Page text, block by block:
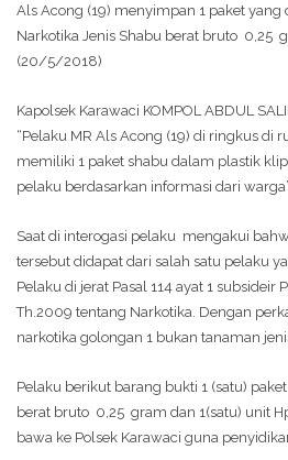
Als Acong (19) menyimpan 1 paket
Narkotika Jenis Shabu berat bruto 0,25
(20/5/2018)
Kapolsek Karawaci KOMPOL ABDUL
“Pelaku MR Als Acong (19) di ringkus di
memiliki 1 paket shabu dalam plastik
pelaku berdasarkan informasi dari
Saat di interogasi pelaku mengakui
tersebut didapat dari salah satu pelaku
Pelaku di jerat Pasal 114 ayat 1 subsideir
Th.2009 tentang Narkotika. Dengan
narkotika golongan 1 bukan tanaman
Pelaku berikut barang bukti 1 (satu)
berat bruto 0,25 gram dan 1(satu) unit
bawa ke Polsek Karawaci guna